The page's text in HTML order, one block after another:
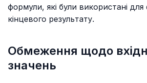
формули, які були використані
кінцевого результату.
Обмеження щодо
значень